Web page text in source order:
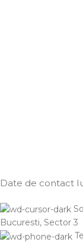
Date de contact
Bucuresti, Sector 3